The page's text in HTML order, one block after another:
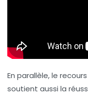
En parallèle, le
soutient aussi la